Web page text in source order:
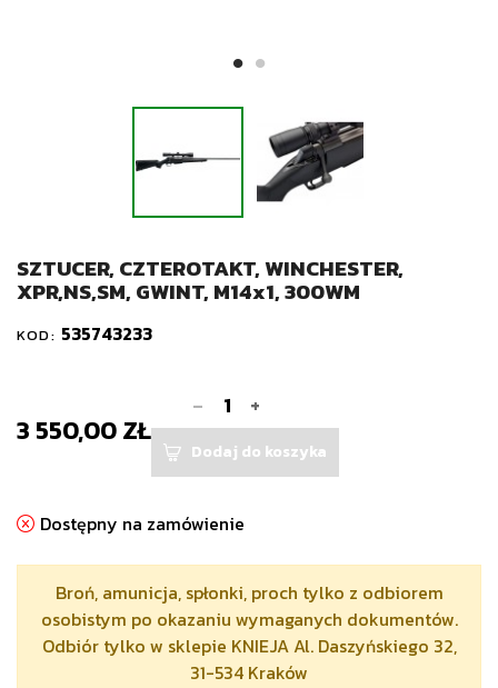
SZTUCER, CZTEROTAKT, WINCHESTER,
XPR,NS,SM, GWINT, M14x1, 300WM
KOD: 535743233
3 550,00 ZŁ
- +
Dodaj do koszyka
Dostępny na zamówienie
Broń, amunicja, spłonki, proch tylko z odbiorem
osobistym po okazaniu wymaganych dokumentów.
Odbiór tylko w sklepie KNIEJA Al. Daszyńskiego 32,
31-534 Kraków